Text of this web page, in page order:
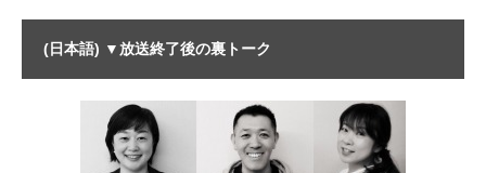
(日本語) ▼放送終了後の裏トーク